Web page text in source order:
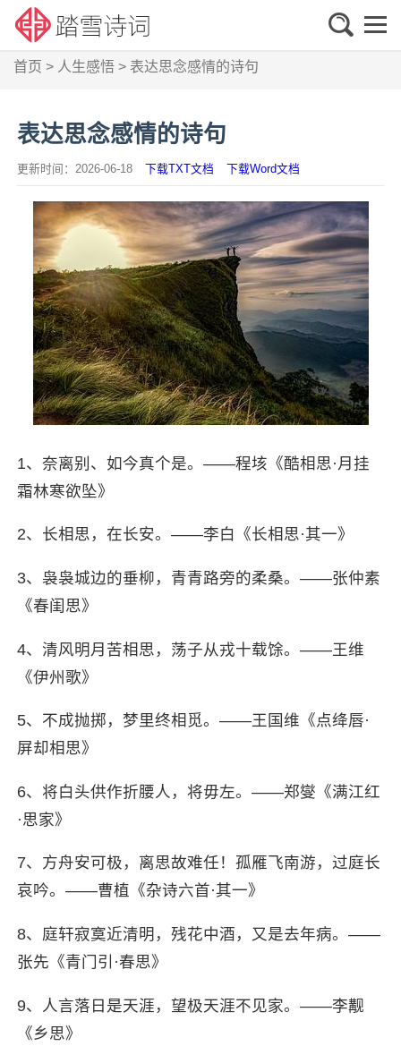
首页 > 人生感悟 > 表达思念感情的诗句
表达思念感情的诗句
更新时间：2026-06-18 下载TXT文档 下载Word文档
1、奈离别、如今真个是。——程垓《酷相思·月挂
霜林寒欲坠》
2、长相思，在长安。——李白《长相思·其一》
3、袅袅城边的垂柳，青青路旁的柔桑。——张仲素
《春闺思》
4、清风明月苦相思，荡子从戎十载馀。——王维
《伊州歌》
5、不成抛掷，梦里终相觅。——王国维《点绛唇·
屏却相思》
6、将白头供作折腰人，将毋左。——郑燮《满江红
·思家》
7、方舟安可极，离思故难任！孤雁飞南游，过庭长
哀吟。——曹植《杂诗六首·其一》
8、庭轩寂寞近清明，残花中酒，又是去年病。——
张先《青门引·春思》
9、人言落日是天涯，望极天涯不见家。——李觏
《乡思》